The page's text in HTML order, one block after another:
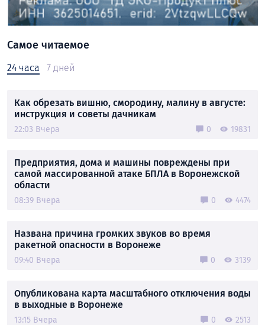
Самое читаемое
24 часа 7 дней
Как обрезать вишню, смородину, малину в августе:
инструкция и советы дачникам
22:03 Вчера 0 19831
Предприятия, дома и машины повреждены при
самой массированной атаке БПЛА в Воронежской
области
08:39 Вчера 0 4474
Названа причина громких звуков во время
ракетной опасности в Воронеже
09:40 Вчера 0 3139
Опубликована карта масштабного отключения воды
в выходные в Воронеже
13:15 Вчера 0 2513